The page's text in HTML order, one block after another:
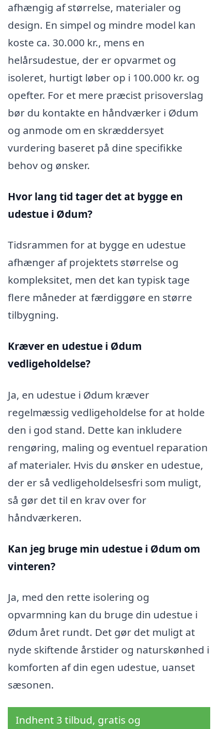
afhængig af størrelse, materialer og
design. En simpel og mindre model kan
koste ca. 30.000 kr., mens en
helårsudestue, der er opvarmet og
isoleret, hurtigt løber op i 100.000 kr. og
opefter. For et mere præcist prisoverslag
bør du kontakte en håndværker i Ødum
og anmode om en skræddersyet
vurdering baseret på dine specifikke
behov og ønsker.
Hvor lang tid tager det at bygge en
udestue i Ødum?
Tidsrammen for at bygge en udestue
afhænger af projektets størrelse og
kompleksitet, men det kan typisk tage
flere måneder at færdiggøre en større
tilbygning.
Kræver en udestue i Ødum
vedligeholdelse?
Ja, en udestue i Ødum kræver
regelmæssig vedligeholdelse for at holde
den i god stand. Dette kan inkludere
rengøring, maling og eventuel reparation
af materialer. Hvis du ønsker en udestue,
der er så vedligeholdelsesfri som muligt,
så gør det til en krav over for
håndværkeren.
Kan jeg bruge min udestue i Ødum om
vinteren?
Ja, med den rette isolering og
opvarmning kan du bruge din udestue i
Ødum året rundt. Det gør det muligt at
nyde skiftende årstider og naturskønhed i
komforten af din egen udestue, uanset
sæsonen.
Indhent 3 tilbud, gratis og